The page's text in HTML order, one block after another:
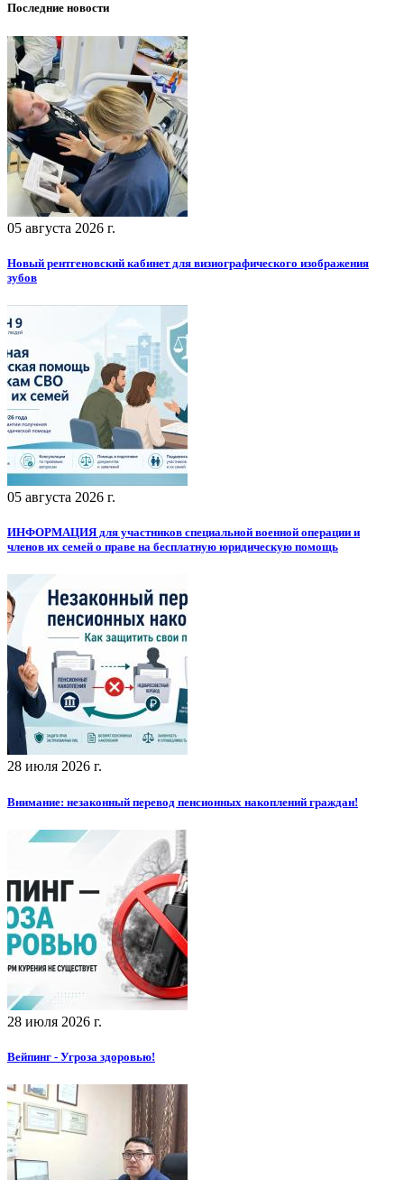
Последние новости
05 августа 2026 г.
Новый рентгеновский кабинет для визиографического изображения
зубов
05 августа 2026 г.
ИНФОРМАЦИЯ для участников специальной военной операции и
членов их семей о праве на бесплатную юридическую помощь
28 июля 2026 г.
Внимание: незаконный перевод пенсионных накоплений граждан!
28 июля 2026 г.
Вейпинг - Угроза здоровью!